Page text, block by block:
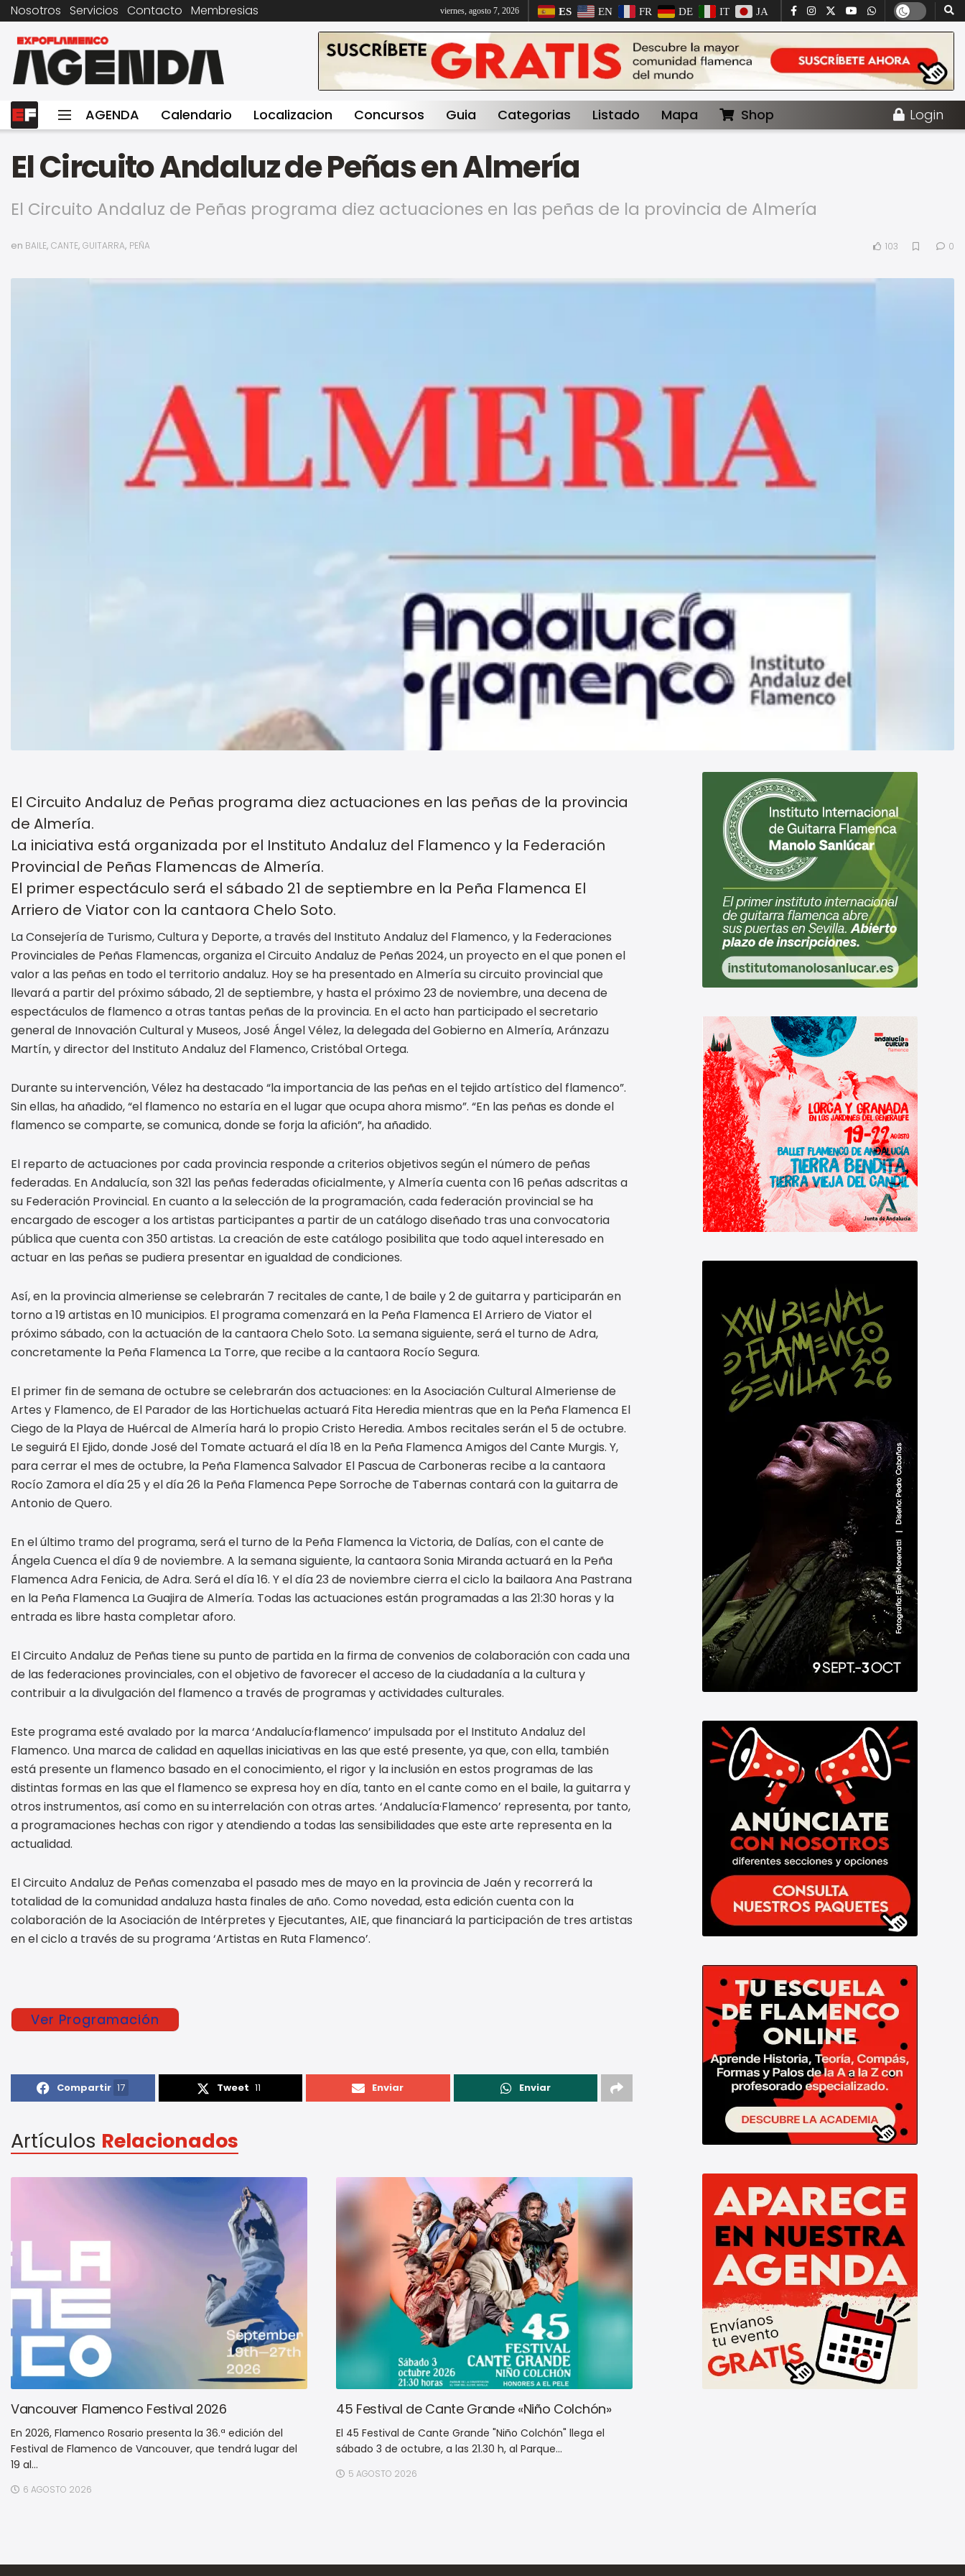
Nosotros Servicios Contacto Membresias viernes, agosto 7, 2026 ES EN FR DE IT JA
AGENDA Calendario Localizacion Concursos Guia Categorias Listado Mapa Shop Login
El Circuito Andaluz de Peñas en Almería
El Circuito Andaluz de Peñas programa diez actuaciones en las peñas de la provincia de Almería
en BAILE, CANTE, GUITARRA, PEÑA 103 0
El Circuito Andaluz de Peñas programa diez actuaciones en las peñas de la provincia
de Almería.
La iniciativa está organizada por el Instituto Andaluz del Flamenco y la Federación
Provincial de Peñas Flamencas de Almería.
El primer espectáculo será el sábado 21 de septiembre en la Peña Flamenca El
Arriero de Viator con la cantaora Chelo Soto.
La Consejería de Turismo, Cultura y Deporte, a través del Instituto Andaluz del Flamenco, y la Federaciones
Provinciales de Peñas Flamencas, organiza el Circuito Andaluz de Peñas 2024, un proyecto en el que ponen el
valor a las peñas en todo el territorio andaluz. Hoy se ha presentado en Almería su circuito provincial que
llevará a partir del próximo sábado, 21 de septiembre, y hasta el próximo 23 de noviembre, una decena de
espectáculos de flamenco a otras tantas peñas de la provincia. En el acto han participado el secretario
general de Innovación Cultural y Museos, José Ángel Vélez, la delegada del Gobierno en Almería, Aránzazu
Martín, y director del Instituto Andaluz del Flamenco, Cristóbal Ortega.
Durante su intervención, Vélez ha destacado “la importancia de las peñas en el tejido artístico del flamenco”.
Sin ellas, ha añadido, “el flamenco no estaría en el lugar que ocupa ahora mismo”. “En las peñas es donde el
flamenco se comparte, se comunica, donde se forja la afición”, ha añadido.
El reparto de actuaciones por cada provincia responde a criterios objetivos según el número de peñas
federadas. En Andalucía, son 321 las peñas federadas oficialmente, y Almería cuenta con 16 peñas adscritas a
su Federación Provincial. En cuanto a la selección de la programación, cada federación provincial se ha
encargado de escoger a los artistas participantes a partir de un catálogo diseñado tras una convocatoria
pública que cuenta con 350 artistas. La creación de este catálogo posibilita que todo aquel interesado en
actuar en las peñas se pudiera presentar en igualdad de condiciones.
Así, en la provincia almeriense se celebrarán 7 recitales de cante, 1 de baile y 2 de guitarra y participarán en
torno a 19 artistas en 10 municipios. El programa comenzará en la Peña Flamenca El Arriero de Viator el
próximo sábado, con la actuación de la cantaora Chelo Soto. La semana siguiente, será el turno de Adra,
concretamente la Peña Flamenca La Torre, que recibe a la cantaora Rocío Segura.
El primer fin de semana de octubre se celebrarán dos actuaciones: en la Asociación Cultural Almeriense de
Artes y Flamenco, de El Parador de las Hortichuelas actuará Fita Heredia mientras que en la Peña Flamenca El
Ciego de la Playa de Huércal de Almería hará lo propio Cristo Heredia. Ambos recitales serán el 5 de octubre.
Le seguirá El Ejido, donde José del Tomate actuará el día 18 en la Peña Flamenca Amigos del Cante Murgis. Y,
para cerrar el mes de octubre, la Peña Flamenca Salvador El Pascua de Carboneras recibe a la cantaora
Rocío Zamora el día 25 y el día 26 la Peña Flamenca Pepe Sorroche de Tabernas contará con la guitarra de
Antonio de Quero.
En el último tramo del programa, será el turno de la Peña Flamenca la Victoria, de Dalías, con el cante de
Ángela Cuenca el día 9 de noviembre. A la semana siguiente, la cantaora Sonia Miranda actuará en la Peña
Flamenca Adra Fenicia, de Adra. Será el día 16. Y el día 23 de noviembre cierra el ciclo la bailaora Ana Pastrana
en la Peña Flamenca La Guajira de Almería. Todas las actuaciones están programadas a las 21:30 horas y la
entrada es libre hasta completar aforo.
El Circuito Andaluz de Peñas tiene su punto de partida en la firma de convenios de colaboración con cada una
de las federaciones provinciales, con el objetivo de favorecer el acceso de la ciudadanía a la cultura y
contribuir a la divulgación del flamenco a través de programas y actividades culturales.
Este programa esté avalado por la marca ‘Andalucía·flamenco’ impulsada por el Instituto Andaluz del
Flamenco. Una marca de calidad en aquellas iniciativas en las que esté presente, ya que, con ella, también
está presente un flamenco basado en el conocimiento, el rigor y la inclusión en estos programas de las
distintas formas en las que el flamenco se expresa hoy en día, tanto en el cante como en el baile, la guitarra y
otros instrumentos, así como en su interrelación con otras artes. ‘Andalucía·Flamenco’ representa, por tanto,
a programaciones hechas con rigor y atendiendo a todas las sensibilidades que este arte representa en la
actualidad.
El Circuito Andaluz de Peñas comenzaba el pasado mes de mayo en la provincia de Jaén y recorrerá la
totalidad de la comunidad andaluza hasta finales de año. Como novedad, esta edición cuenta con la
colaboración de la Asociación de Intérpretes y Ejecutantes, AIE, que financiará la participación de tres artistas
en el ciclo a través de su programa ‘Artistas en Ruta Flamenco’.
Ver Programación
Compartir 17 Tweet 11 Enviar Enviar
Artículos Relacionados
Vancouver Flamenco Festival 2026
En 2026, Flamenco Rosario presenta la 36.ª edición del
Festival de Flamenco de Vancouver, que tendrá lugar del
19 al...
6 AGOSTO 2026
45 Festival de Cante Grande «Niño Colchón»
El 45 Festival de Cante Grande "Niño Colchón" llega el
sábado 3 de octubre, a las 21.30 h, al Parque...
5 AGOSTO 2026